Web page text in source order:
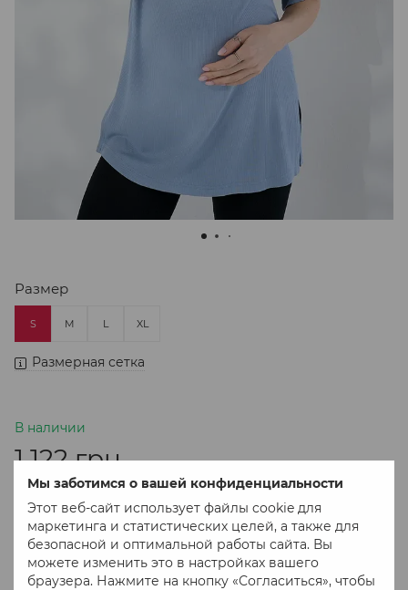
Мы заботимся о вашей конфиденциальности
Этот веб-сайт использует файлы cookie для
маркетинга и статистических целей, а также для
безопасной и оптимальной работы сайта. Вы
можете изменить это в настройках вашего
браузера. Нажмите на кнопку «Согласиться», чтобы
Размер
S M L XL
Размерная сетка
В наличии
1 122 грн
В корзину
Купить в 1 клік